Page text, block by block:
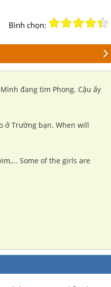
Bình chọn:
ở Trường bạn. When will
Some of the girls are